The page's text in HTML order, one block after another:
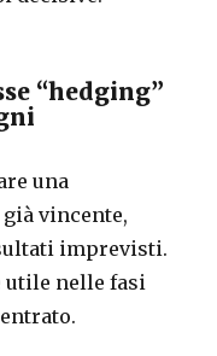
“hedging”
una
vincente,
imprevisti.
utile nelle fasi